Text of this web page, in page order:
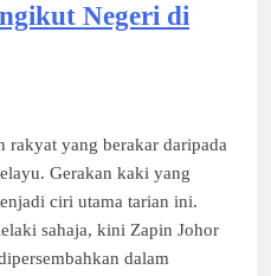
Negeri di
rakyat yang berakar daripada
Gerakan kaki yang
ciri utama tarian ini.
sahaja, kini Zapin Johor
dalam